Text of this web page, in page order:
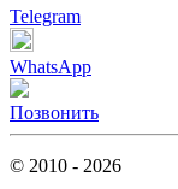
Telegram
WhatsApp
Позвонить
© 2010 - 2026